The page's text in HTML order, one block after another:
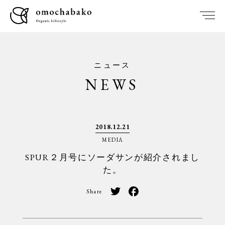
ニュース
NEWS
2018.12.21
MEDIA
SPUR２月号にソーダサンが紹介されまし
た。
Share